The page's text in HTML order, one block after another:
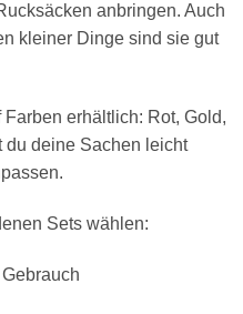
anbringen. Auch
kleiner Dinge sind sie gut
erhältlich: Rot, Gold,
du deine Sachen leicht
Sets wählen: